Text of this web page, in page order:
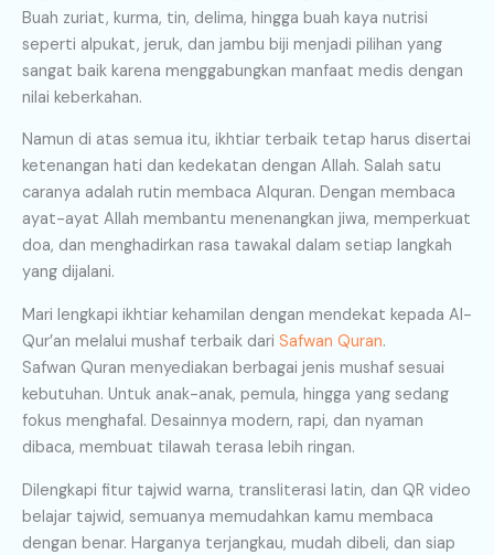
Buah zuriat, kurma, tin, delima, hingga buah kaya nutrisi
seperti alpukat, jeruk, dan jambu biji menjadi pilihan yang
sangat baik karena menggabungkan manfaat medis dengan
nilai keberkahan.
Namun di atas semua itu, ikhtiar terbaik tetap harus disertai
ketenangan hati dan kedekatan dengan Allah. Salah satu
caranya adalah rutin membaca Alquran. Dengan membaca
ayat-ayat Allah membantu menenangkan jiwa, memperkuat
doa, dan menghadirkan rasa tawakal dalam setiap langkah
yang dijalani.
Mari lengkapi ikhtiar kehamilan dengan mendekat kepada Al-
Qur’an melalui mushaf terbaik dari Safwan Quran.
Safwan Quran menyediakan berbagai jenis mushaf sesuai
kebutuhan. Untuk anak-anak, pemula, hingga yang sedang
fokus menghafal. Desainnya modern, rapi, dan nyaman
dibaca, membuat tilawah terasa lebih ringan.
Dilengkapi fitur tajwid warna, transliterasi latin, dan QR video
belajar tajwid, semuanya memudahkan kamu membaca
dengan benar. Harganya terjangkau, mudah dibeli, dan siap